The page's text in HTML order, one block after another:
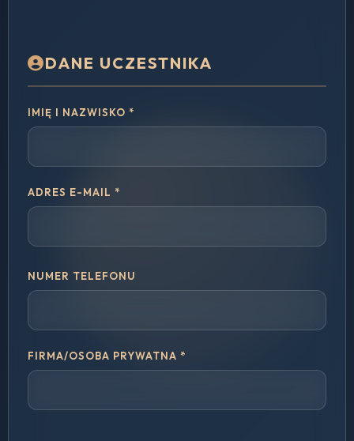
DANE UCZESTNIKA
IMIĘ I NAZWISKO *
ADRES E-MAIL *
NUMER TELEFONU
FIRMA/OSOBA PRYWATNA *